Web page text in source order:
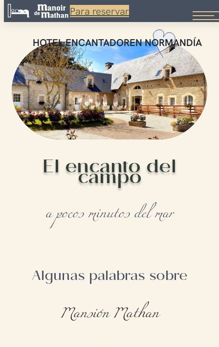
contenido
Para reservar
HOTEL ENCANTADOREN NORMANDÍA
El encanto del
campo
a pocos minutos del mar
Algunas palabras sobre
Mansión Mathan